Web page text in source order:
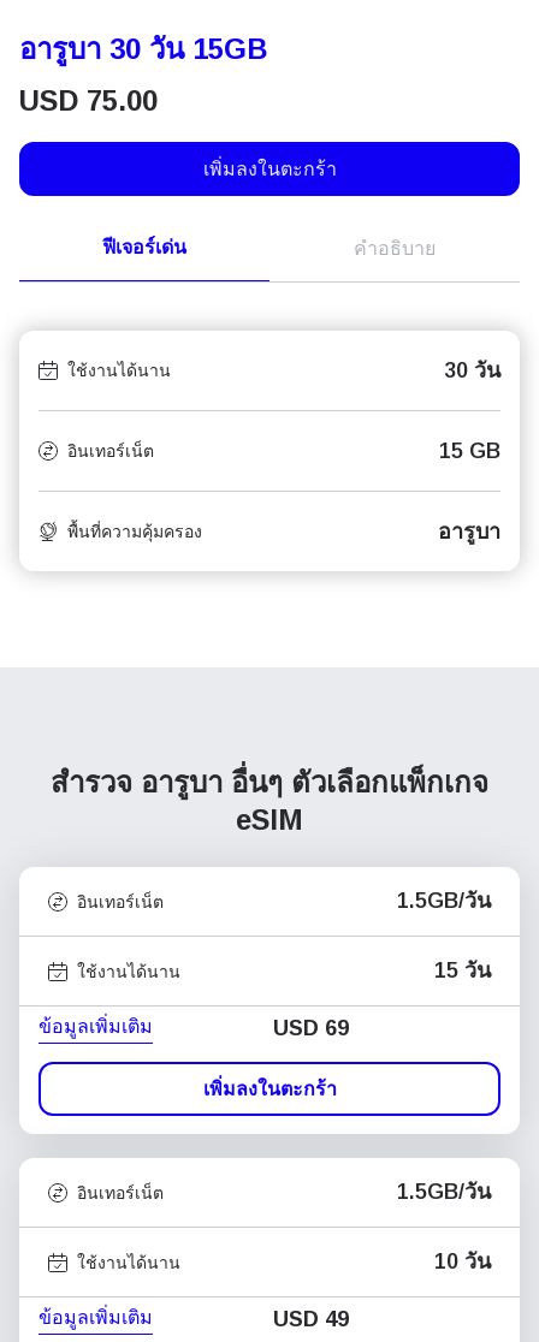
อารูบา 30 วัน 15GB
USD 75.00
เพิ่มลงในตะกร้า
ฟีเจอร์เด่น คำอธิบาย
ใช้งานได้นาน 30 วัน
อินเทอร์เน็ต 15 GB
พื้นที่ความคุ้มครอง อารูบา
สำรวจ อารูบา อื่นๆ ตัวเลือกแพ็กเกจ
eSIM
อินเทอร์เน็ต 1.5GB/วัน
ใช้งานได้นาน 15 วัน
ข้อมูลเพิ่มเติม USD 69
เพิ่มลงในตะกร้า
อินเทอร์เน็ต 1.5GB/วัน
ใช้งานได้นาน 10 วัน
ข้อมูลเพิ่มเติม USD 49